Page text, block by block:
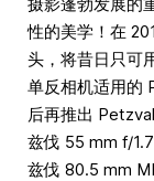
性的美学！在
头，将昔日只可
单反相机适用的
后再推出
兹伐 55 mm f/
兹伐 80.5 mm